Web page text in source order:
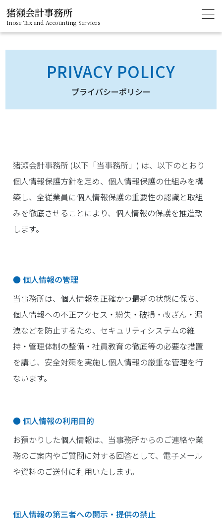
猪瀬会計事務所
Inose Tax and Accounting Services
PRIVACY POLICY
プライバシーポリシー
猪瀬会計事務所 (以下「当事務所」) は、以下のとおり
個人情報保護方針を定め、個人情報保護の仕組みを構
築し、全従業員に個人情報保護の重要性の認識と取組
みを徹底させることにより、個人情報の保護を推進致
します。
● 個人情報の管理
当事務所は、個人情報を正確かつ最新の状態に保ち、
個人情報への不正アクセス・紛失・破損・改ざん・漏
洩などを防止するため、セキュリティシステムの維
持・管理体制の整備・社員教育の徹底等の必要な措置
を講じ、安全対策を実施し個人情報の厳重な管理を行
ないます。
● 個人情報の利用目的
お預かりした個人情報は、当事務所からのご連絡や業
務のご案内やご質問に対する回答として、電子メール
や資料のご送付に利用いたします。
個人情報の第三者への開示・提供の禁止